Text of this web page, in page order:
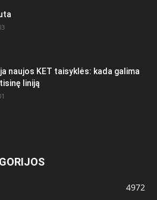
naujos KET taisyklės: kada galima
liniją
4972